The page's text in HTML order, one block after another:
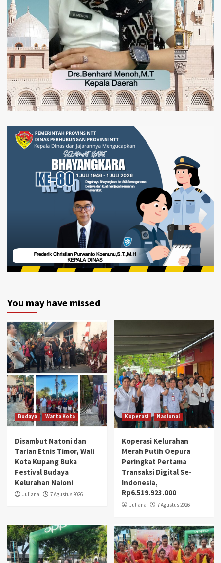
You may have missed
Budaya Warta Kota
Disambut Natoni dan
Tarian Etnis Timor, Wali
Kota Kupang Buka
Festival Budaya
Kelurahan Naioni
Juliana 7 Agustus 2026
Koperasi Nasional
Koperasi Kelurahan
Merah Putih Oepura
Peringkat Pertama
Transaksi Digital Se-
Indonesia,
Rp6.519.923.000
Juliana 7 Agustus 2026